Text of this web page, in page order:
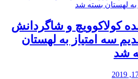
کولاکوویچ و شاگردانش
سه امتیاز به لهستان
شد